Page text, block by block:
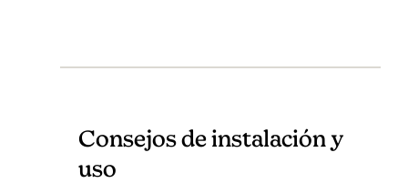
Consejos de instalación y
uso